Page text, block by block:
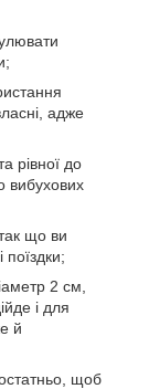
адже
рівної до
вибухових
що ви
2 см,
і для
й
щоб